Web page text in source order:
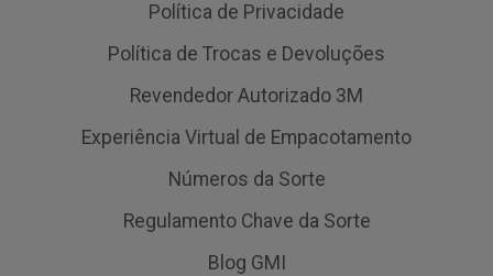
Política de Privacidade
Política de Trocas e Devoluções
Revendedor Autorizado 3M
Experiência Virtual de Empacotamento
Números da Sorte
Regulamento Chave da Sorte
Blog GMI